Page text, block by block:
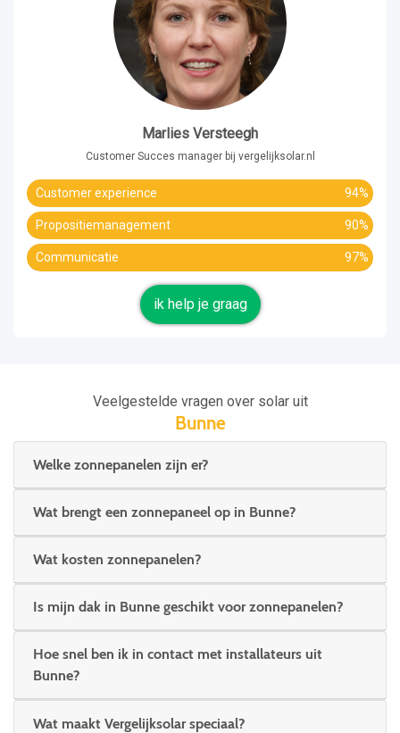
Marlies Versteegh
Customer Succes manager bij vergelijksolar.nl
Customer experience 94%
Propositiemanagement 90%
Communicatie 97%
ik help je graag
Veelgestelde vragen over solar uit
Bunne
Welke zonnepanelen zijn er?
Wat brengt een zonnepaneel op in Bunne?
Wat kosten zonnepanelen?
Is mijn dak in Bunne geschikt voor zonnepanelen?
Hoe snel ben ik in contact met installateurs uit
Bunne?
Wat maakt Vergelijksolar speciaal?